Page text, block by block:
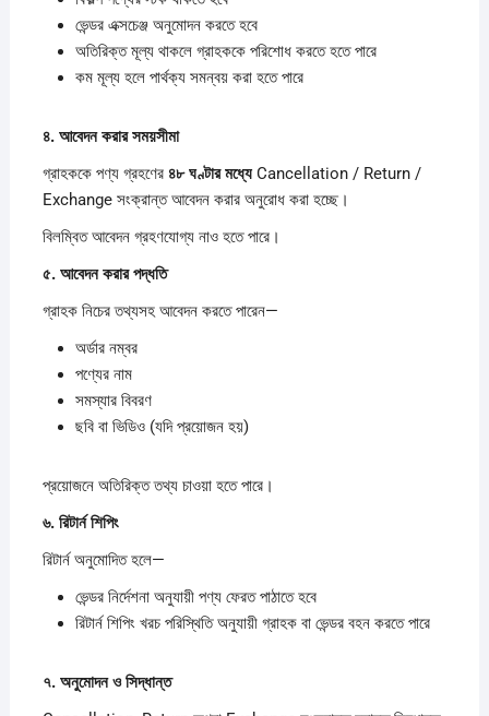
ভেন্ডর এক্সচেঞ্জ অনুমোদন করতে হবে
অতিরিক্ত মূল্য থাকলে গ্রাহককে পরিশোধ করতে হতে পারে
কম মূল্য হলে পার্থক্য সমন্বয় করা হতে পারে
৪. আবেদনকরারসময়সীমা
গ্রাহককে পণ্য গ্রহণের ৪৮ঘণ্টারমধ্যেCancellation / Return /
Exchange সংক্রান্ত আবেদন করার অনুরোধ করা হচ্ছে।
বিলম্বিত আবেদন গ্রহণযোগ্য নাও হতে পারে।
৫. আবেদনকরারপদ্ধতি
গ্রাহক নিচের তথ্যসহ আবেদন করতে পারেন—
অর্ডার নম্বর
পণ্যের নাম
সমস্যার বিবরণ
ছবি বা ভিডিও (যদি প্রয়োজন হয়)
প্রয়োজনে অতিরিক্ত তথ্য চাওয়া হতে পারে।
৬. রিটার্নশিপিং
রিটার্ন অনুমোদিত হলে—
ভেন্ডর নির্দেশনা অনুযায়ী পণ্য ফেরত পাঠাতে হবে
রিটার্ন শিপিং খরচ পরিস্থিতি অনুযায়ী গ্রাহক বা ভেন্ডর বহন করতে পারে
৭. অনুমোদনওসিদ্ধান্ত